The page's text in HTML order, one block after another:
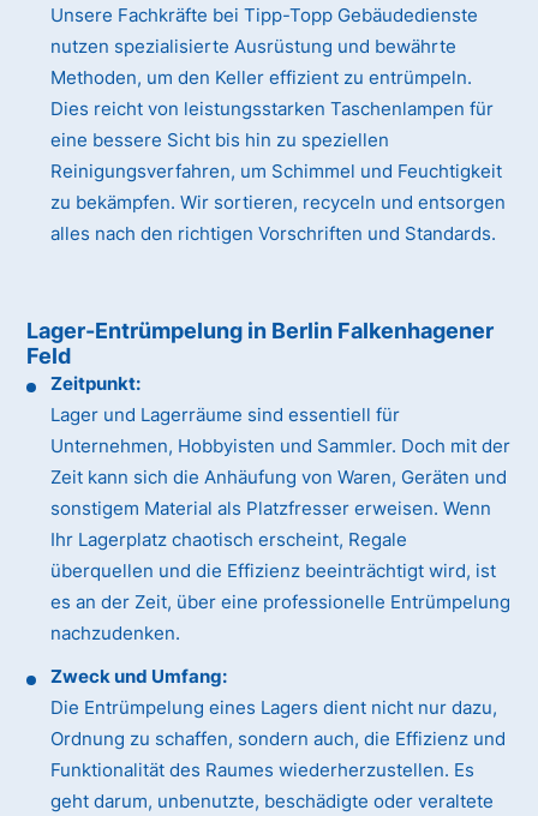
Unsere Fachkräfte bei Tipp-Topp Gebäudedienste
nutzen spezialisierte Ausrüstung und bewährte
Methoden, um den Keller effizient zu entrümpeln.
Dies reicht von leistungsstarken Taschenlampen für
eine bessere Sicht bis hin zu speziellen
Reinigungsverfahren, um Schimmel und Feuchtigkeit
zu bekämpfen. Wir sortieren, recyceln und entsorgen
alles nach den richtigen Vorschriften und Standards.
Lager-Entrümpelung in Berlin Falkenhagener
Feld
Zeitpunkt:
Lager und Lagerräume sind essentiell für
Unternehmen, Hobbyisten und Sammler. Doch mit der
Zeit kann sich die Anhäufung von Waren, Geräten und
sonstigem Material als Platzfresser erweisen. Wenn
Ihr Lagerplatz chaotisch erscheint, Regale
überquellen und die Effizienz beeinträchtigt wird, ist
es an der Zeit, über eine professionelle Entrümpelung
nachzudenken.
Zweck und Umfang:
Die Entrümpelung eines Lagers dient nicht nur dazu,
Ordnung zu schaffen, sondern auch, die Effizienz und
Funktionalität des Raumes wiederherzustellen. Es
geht darum, unbenutzte, beschädigte oder veraltete